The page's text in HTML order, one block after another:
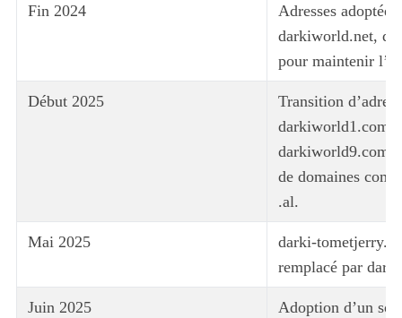
Fin 2024
Adresses adoptées
darkiworld.net,
pour maintenir
Début 2025
Transition
darkiworld1.com à
darkiworld9.com
de domaines
.al.
Mai 2025
darki-
remplacé par
Juin 2025 Adoption d’un